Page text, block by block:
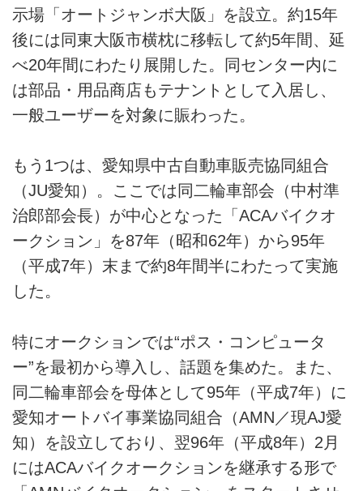
示場「オートジャンボ大阪」を設立。約15年
後には同東大阪市横枕に移転して約5年間、延
べ20年間にわたり展開した。同センター内に
は部品・用品商店もテナントとして入居し、
一般ユーザーを対象に賑わった。
もう1つは、愛知県中古自動車販売協同組合
（JU愛知）。ここでは同二輪車部会（中村準
治郎部会長）が中心となった「ACAバイクオ
ークション」を87年（昭和62年）から95年
（平成7年）末まで約8年間半にわたって実施
した。
特にオークションでは“ポス・コンピュータ
ー”を最初から導入し、話題を集めた。また、
同二輪車部会を母体として95年（平成7年）に
愛知オートバイ事業協同組合（AMN／現AJ愛
知）を設立しており、翌96年（平成8年）2月
にはACAバイクオークションを継承する形で